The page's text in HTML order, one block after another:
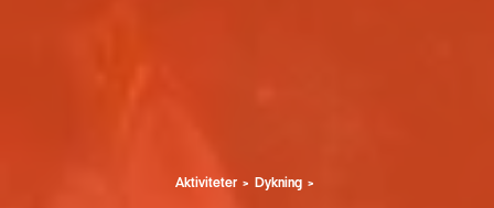
Aktiviteter Dykning